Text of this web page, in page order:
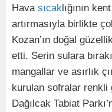
Hava sıcaklığının
artırmasıyla birlikte
Kozan’ın doğal
etti. Serin sulara
mangallar ve asırlık
kurulan sofralar renkli
Dağılcak Tabiat